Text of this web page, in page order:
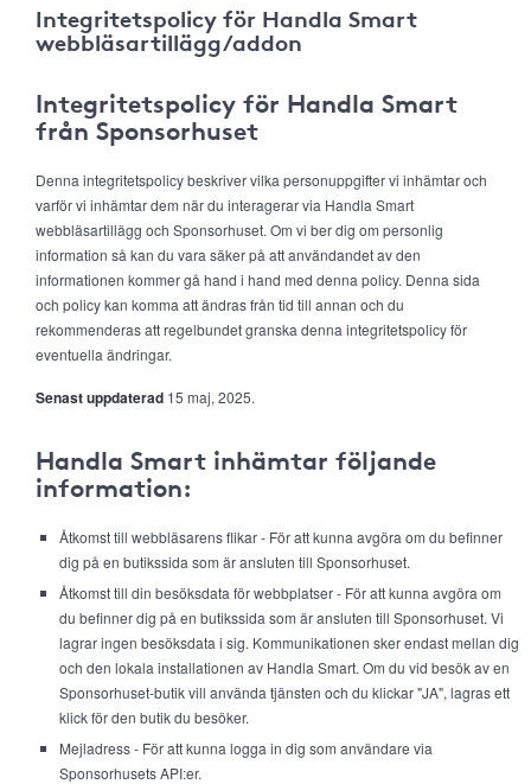
Integritetspolicy för Handla Smart
webbläsartillägg/addon
Integritetspolicy för Handla Smart
från Sponsorhuset
Denna integritetspolicy beskriver vilka personuppgifter vi inhämtar och
varför vi inhämtar dem när du interagerar via Handla Smart
webbläsartillägg och Sponsorhuset. Om vi ber dig om personlig
information så kan du vara säker på att användandet av den
informationen kommer gå hand i hand med denna policy. Denna sida
och policy kan komma att ändras från tid till annan och du
rekommenderas att regelbundet granska denna integritetspolicy för
eventuella ändringar.
Senast uppdaterad 15 maj, 2025.
Handla Smart inhämtar följande
information:
Åtkomst till webbläsarens flikar - För att kunna avgöra om du befinner
dig på en butikssida som är ansluten till Sponsorhuset.
Åtkomst till din besöksdata för webbplatser - För att kunna avgöra om
du befinner dig på en butikssida som är ansluten till Sponsorhuset. Vi
lagrar ingen besöksdata i sig. Kommunikationen sker endast mellan dig
och den lokala installationen av Handla Smart. Om du vid besök av en
Sponsorhuset-butik vill använda tjänsten och du klickar "JA", lagras ett
klick för den butik du besöker.
Mejladress - För att kunna logga in dig som användare via
Sponsorhusets API:er.